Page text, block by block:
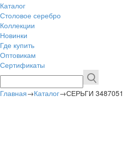
Каталог
Столовое серебро
Коллекции
Новинки
Где купить
Оптовикам
Сертификаты
Главная→Каталог→СЕРЬГИ